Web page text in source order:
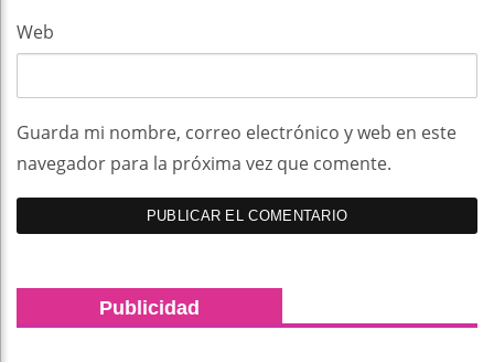
Web
Guarda mi nombre, correo electrónico y web en este
navegador para la próxima vez que comente.
Publicidad